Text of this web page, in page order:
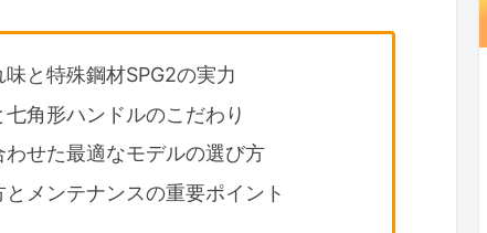
と特殊鋼材SPG2の実力
角形ハンドルのこだわり
せた最適なモデルの選び方
メンテナンスの重要ポイント